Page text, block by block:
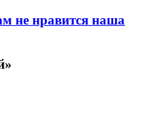
не нравится наша